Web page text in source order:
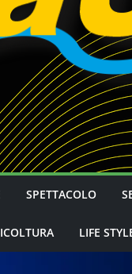
SPETTACOLO
LIFE